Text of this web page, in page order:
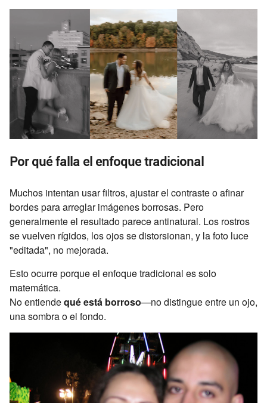
Por qué falla el enfoque tradicional
Muchos intentan usar filtros, ajustar el contraste o afinar
bordes para arreglar imágenes borrosas. Pero
generalmente el resultado parece antinatural. Los rostros
se vuelven rígidos, los ojos se distorsionan, y la foto luce
"editada", no mejorada.
Esto ocurre porque el enfoque tradicional es solo
matemática.
No entiendequé está borroso—no distingue entre un ojo,
una sombra o el fondo.